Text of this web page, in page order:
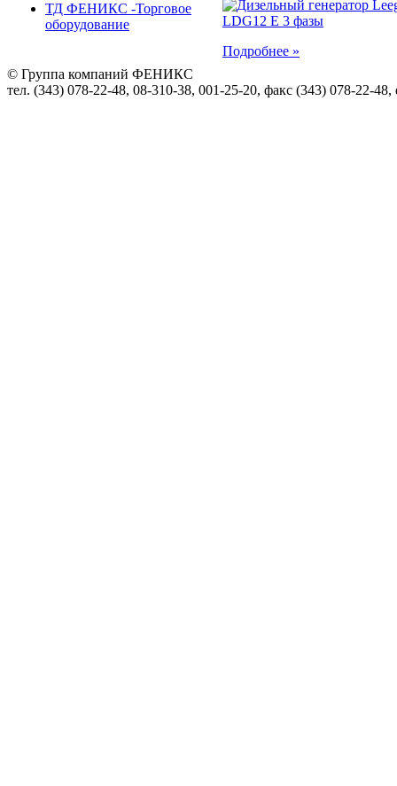
ТД ФЕНИКС -Торговое
оборудование
Подробнее »
© Группа компаний ФЕНИКС
тел. (343) 078-22-48, 08-310-38, 001-25-20, факс (343) 078-22-